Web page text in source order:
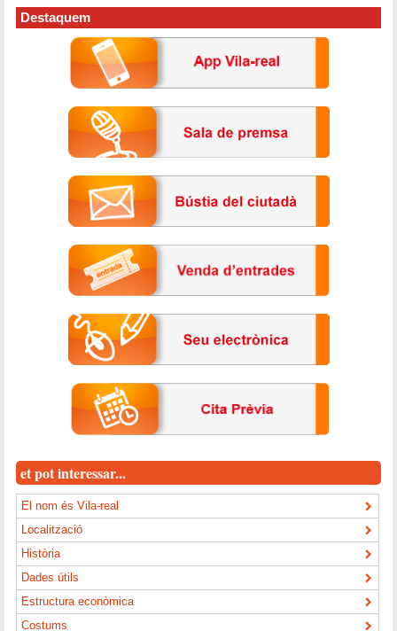
Destaquem
et pot interessar...
El nom és Vila-real
Localització
Història
Dades útils
Estructura econòmica
Costums